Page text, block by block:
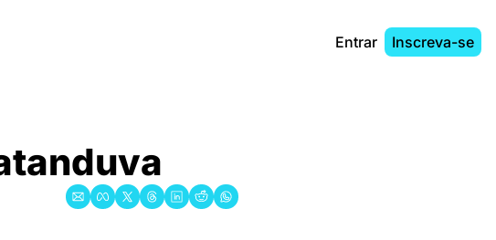
Entrar Inscreva-se